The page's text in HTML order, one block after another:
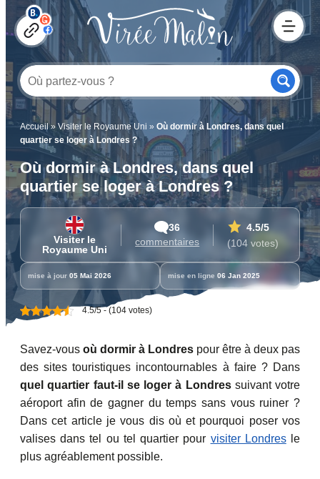
Accueil» Visiter le Royaume Uni » Où dormir à Londres, dans quel
quartier se loger à Londres ?
Où dormir à Londres, dans quel
quartier se loger à Londres ?
Visiter le
Royaume Uni
36
commentaires
4.5/5
(104 votes)
mise à jour 05 Mai 2026 mise en ligne 06 Jan 2025
4.5/5 - (104 votes)
Savez-vous où dormir à Londres pour être à deux pas
des sites touristiques incontournables à faire ? Dans
quel quartier faut-il se loger à Londressuivant votre
aéroport afin de gagner du temps sans vous ruiner ?
Dans cet article je vous dis où et pourquoi poser vos
valises dans tel ou tel quartier pour visiter Londresle
plus agréablement possible.